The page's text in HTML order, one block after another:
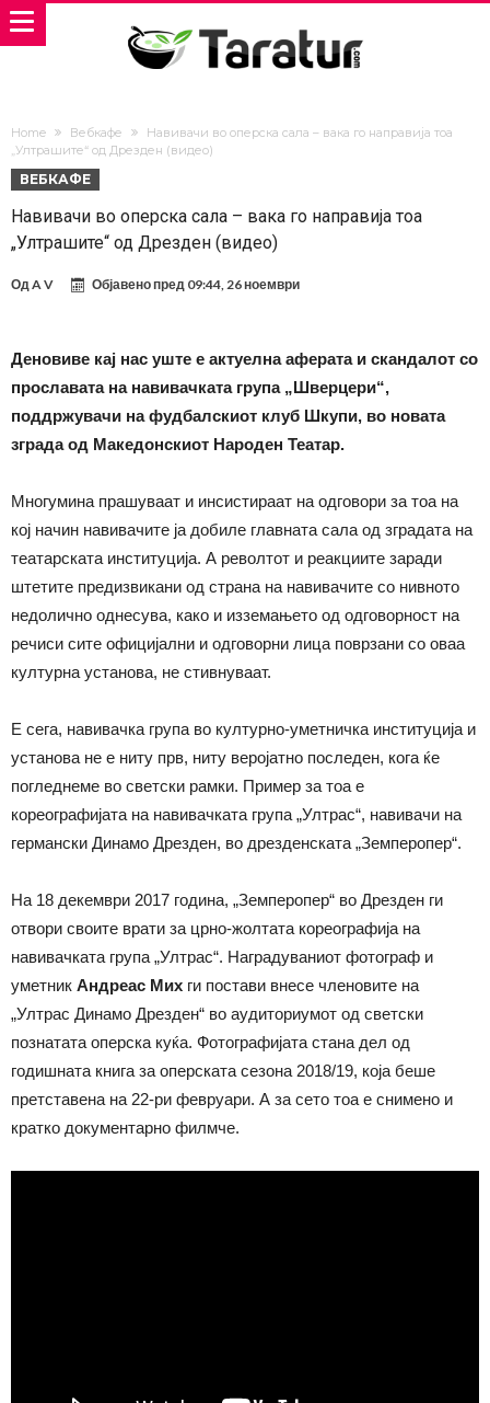
Home Вебкафе
Навивачи во оперска сала – вака го направија тоа
„Ултрашите“ од Дрезден (видео)
ВЕБКАФЕ
Навивачи во оперска сала – вака го направија тоа
„Ултрашите“ од Дрезден (видео)
ОдA V Објавено пред 09:44, 26 ноември
Деновиве кај нас уште е актуелна аферата и скандалот со
прославата на навивачката група „Шверцери“,
поддржувачи на фудбалскиот клуб Шкупи, во новата
зграда од Македонскиот Народен Театар.
Многумина прашуваат и инсистираат на одговори за тоа на
кој начин навивачите ја добиле главната сала од зградата на
театарската институција. А револтот и реакциите заради
штетите предизвикани од страна на навивачите со нивното
недолично однесува, како и изземањето од одговорност на
речиси сите официјални и одговорни лица поврзани со оваа
културна установа, не стивнуваат.
Е сега, навивачка група во културно-уметничка институција и
установа не е ниту прв, ниту веројатно последен, кога ќе
погледнеме во светски рамки. Пример за тоа е
кореографијата на навивачката група „Ултрас“, навивачи на
германски Динамо Дрезден, во дрезденската „Земперопер“.
На 18 декември 2017 година, „Земперопер“ во Дрезден ги
отвори своите врати за црно-жолтата кореографија на
навивачката група „Ултрас“. Наградуваниот фотограф и
уметник Андреас Мих ги постави внесе членовите на
„Ултрас Динамо Дрезден“ во аудиториумот од светски
познатата оперска куќа. Фотографијата стана дел од
годишната книга за оперската сезона 2018/19, која беше
претставена на 22-ри февруари. А за сето тоа е снимено и
кратко документарно филмче.